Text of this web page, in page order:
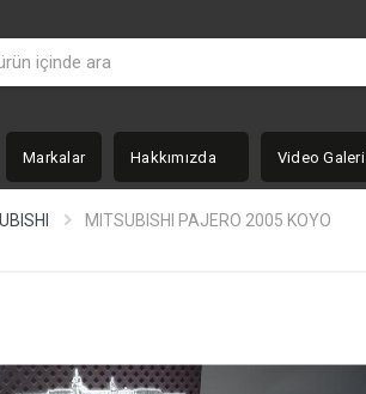
Markalar Hakkımızda Video Galeri
MITSUBISHI PAJERO 2005 KOYO